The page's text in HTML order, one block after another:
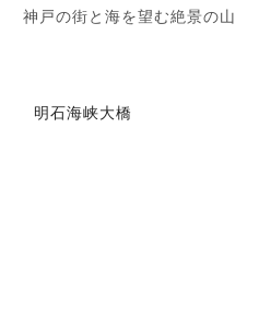
神戸の街と海を望む絶景の山
明石海峡大橋